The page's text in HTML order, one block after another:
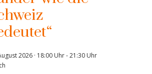
2026 · 18:00 Uhr-21:30 Uhr